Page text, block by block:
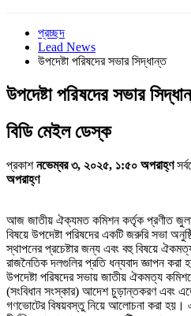
প্রচ্ছদ
Lead News
উপদেষ্টা পরিষদের সভার সিদ্ধান্ত
উপদেষ্টা পরিষদের সভার
বি‌ডি মেইল ডেস্ক
প্রকাশনভেম্বর ৩, ২০২৫, ১:৫০ অপরাহ্ণ
অপরাহ্ণ
আজ জাতীয় ঐক্যমত কমিশন কর্তৃক প্রণীত
বিষয়ে উপদেষ্টা পরিষদের একটি জরুরি সভা
স্থাপনের প্রচেষ্টার জন্য এবং বহু বিষয়ে
রাজনৈতিক দলগুলির প্রতি ধন্যবাদ জ্ঞাপন করা
উপদেষ্টা পরিষদের সভায় জাতীয় ঐকমত্য
(সংবিধান সংস্কার) আদেশ চুড়ান্তকরণ এবং
গণভোটের বিষয়বস্তু নিয়ে আলোচনা করা